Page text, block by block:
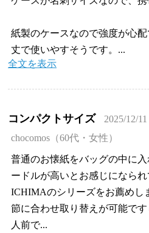
紙製のケースなので強度が心
丈で使いやすそうです。...
全文を表示
コンパクトサイズ
2025/12/11
chocomos（60代・女性）
普通のお懐紙をバッグの中に
ードルが高いとお感じになられ
ICHIMAのシリーズをお薦めし
節に合わせ取り替えが可能です
人前で...